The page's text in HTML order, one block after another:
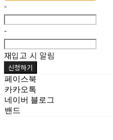
-
-
재입고 시 알림
신청하기
페이스북
카카오톡
네이버 블로그
밴드